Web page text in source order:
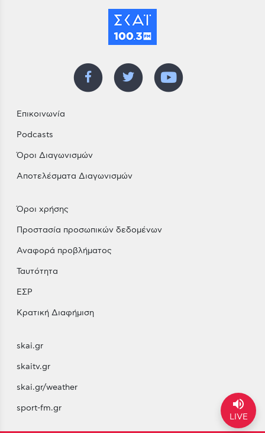
Επικοινωνία
Podcasts
Όροι Διαγωνισμών
Αποτελέσματα Διαγωνισμών
Όροι χρήσης
Προστασία προσωπικών δεδομένων
Αναφορά προβλήματος
Ταυτότητα
ΕΣΡ
Κρατική Διαφήμιση
skai.gr
skaitv.gr
skai.gr/weather
sport-fm.gr
volume_up
LIVE